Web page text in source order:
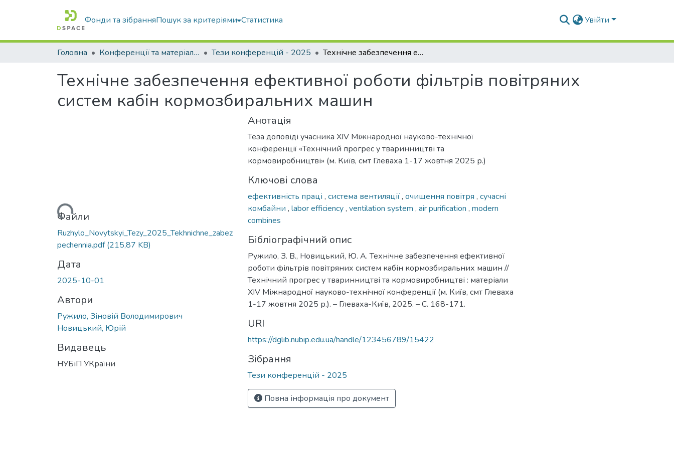
Фонди та зібранняПошук за критеріями Статистика Увійти
Головна Конференції та матеріали конференцій Тези конференцій - 2025 Технічне забезпечення ефективної роботи фільтрів повітряних систем кабін кормозбиральних машин
Технічне забезпечення ефективної роботи фільтрів повітряних
систем кабін кормозбиральних машин
Вантажиться...Файли
Ruzhylo_Novytskyi_Tezy_2025_Tekhnichne_zabez
pechennia.pdf(215,87 KB)
Дата
2025-10-01
Автори
Ружило, Зіновій Володимирович
Новицький, Юрій
Видавець
НУБіП УКраїни
Анотація
Теза доповіді учасника XІV Міжнародної науково-технічної
конференції «Технічний прогрес у тваринництві та
кормовиробництві» (м. Київ, смт Глеваха 1-17 жовтня 2025 р.)
Ключові слова
ефективність праці , система вентиляції, очищення повітря , сучасні
комбайни , labor efficiency, ventilation system , air purification , modern
combines
Бібліографічний опис
Ружило, З. В., Новицький, Ю. А. Технічне забезпечення ефективної
роботи фільтрів повітряних систем кабін кормозбиральних машин //
Технічний прогрес у тваринництві та кормовиробництві : матеріали
XІV Міжнародної науково-технічної конференції (м. Київ, смт Глеваха
1-17 жовтня 2025 р.). – Глеваха-Київ, 2025. – С. 168-171.
URI
https://dglib.nubip.edu.ua/handle/123456789/15422
Зібрання
Тези конференцій - 2025
Повна інформація про документ